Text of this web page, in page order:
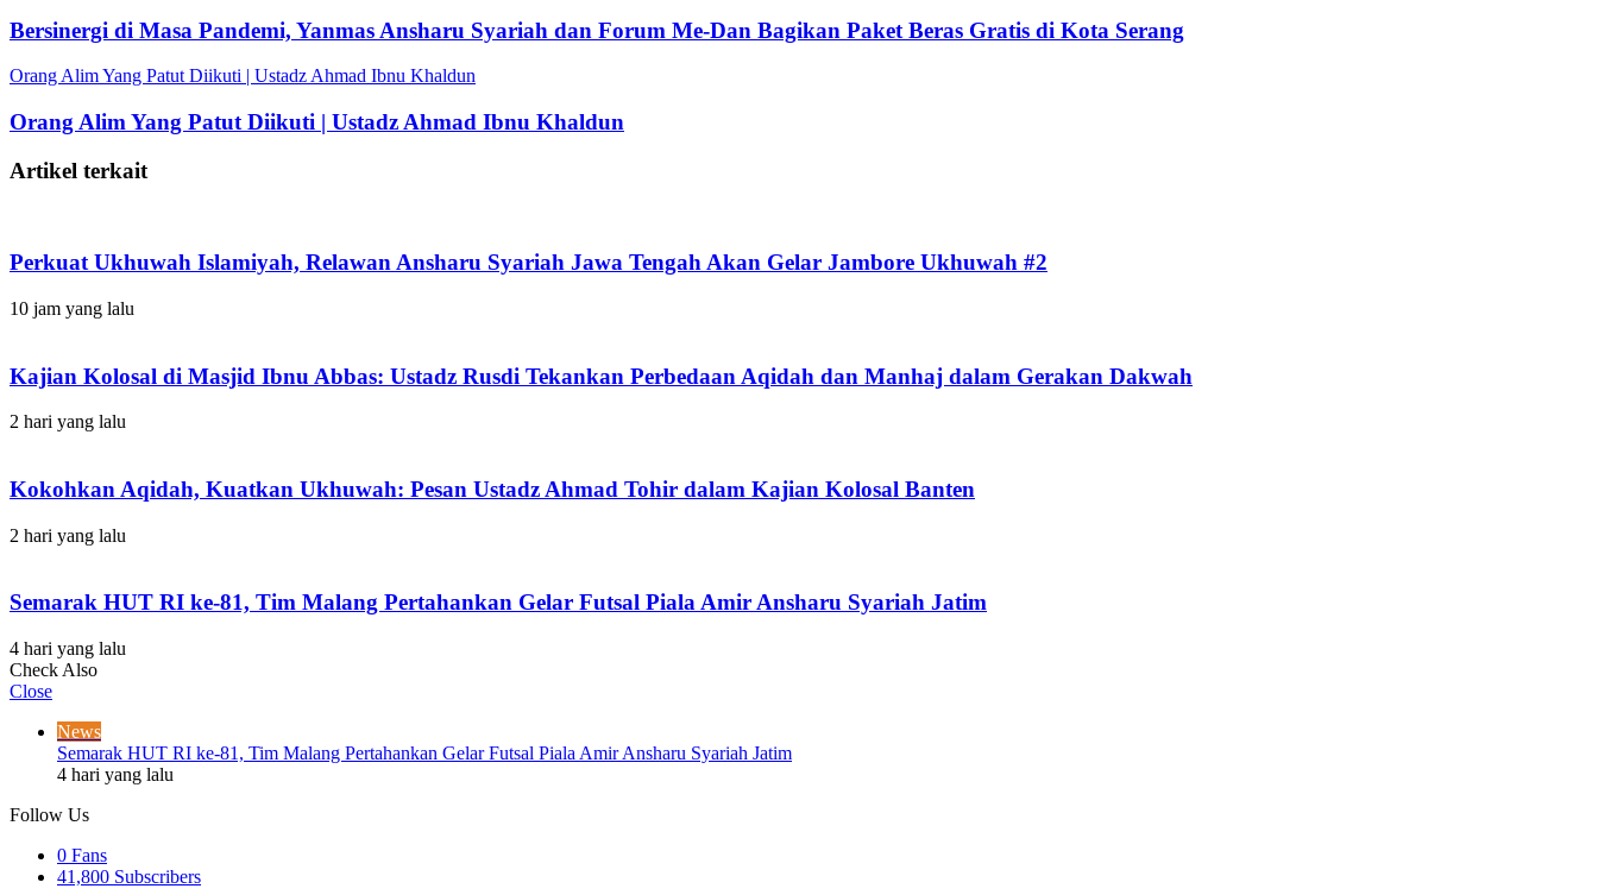
Bersinergi di Masa Pandemi, Yanmas Ansharu Syariah dan Forum Me-Dan Bagikan Paket Beras Gratis di Kota Serang
Orang Alim Yang Patut Diikuti | Ustadz Ahmad Ibnu Khaldun
Orang Alim Yang Patut Diikuti | Ustadz Ahmad Ibnu Khaldun
Artikel terkait
Perkuat Ukhuwah Islamiyah, Relawan Ansharu Syariah Jawa Tengah Akan Gelar Jambore Ukhuwah #2
10 jam yang lalu
Kajian Kolosal di Masjid Ibnu Abbas: Ustadz Rusdi Tekankan Perbedaan Aqidah dan Manhaj dalam Gerakan Dakwah
2 hari yang lalu
Kokohkan Aqidah, Kuatkan Ukhuwah: Pesan Ustadz Ahmad Tohir dalam Kajian Kolosal Banten
2 hari yang lalu
Semarak HUT RI ke-81, Tim Malang Pertahankan Gelar Futsal Piala Amir Ansharu Syariah Jatim
4 hari yang lalu
Check Also
Close
News
Semarak HUT RI ke-81, Tim Malang Pertahankan Gelar Futsal Piala Amir Ansharu Syariah Jatim
4 hari yang lalu
Follow Us
0 Fans
41,800 Subscribers